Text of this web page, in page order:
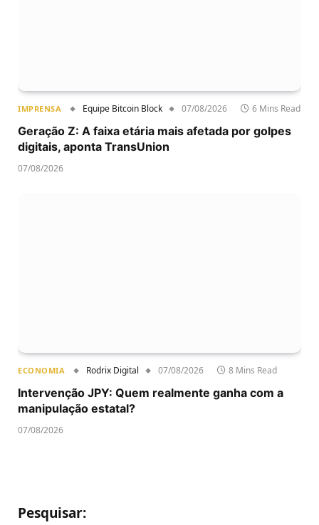
IMPRENSA Equipe Bitcoin Block 07/08/2026 6 Mins Read
Geração Z: A faixa etária mais afetada por golpes
digitais, aponta TransUnion
07/08/2026
ECONOMIA Rodrix Digital 07/08/2026 8 Mins Read
Intervenção JPY: Quem realmente ganha com a
manipulação estatal?
07/08/2026
Pesquisar: